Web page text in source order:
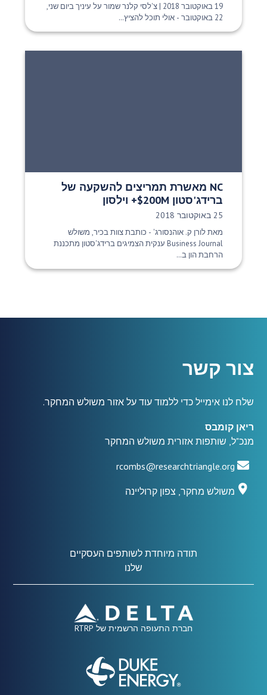
19 באוקטובר 2018 | צ'לסי קלנר שמור על עיניך ביום שני,
22 באוקטובר - אולי תוכל להציץ...
NC מאשרת תמריצים להשקעה של
ברידג'סטון $200M+ וילסון
תאריך פרסום:
25 באוקטובר 2018
מאת לורן ק. אוהנסורג' - כותבת צוות בכיר, משולש
Business Journal ענקית הצמיגים ברידג'סטון מתכננת
הרחבת הון ב...
צור קשר
שלח לנו אימייל כדי ללמוד עוד על אזור משולש המחקר.
ריאן קומבס
מנכ"ל, שותפות אזורית משולש המחקר
rcombs@researchtriangle.org
משולש מחקר, צפון קרוליינה
תודה מיוחדת לשותפים העסקיים
שלנו
חברת התעופה הרשמית של RTRP